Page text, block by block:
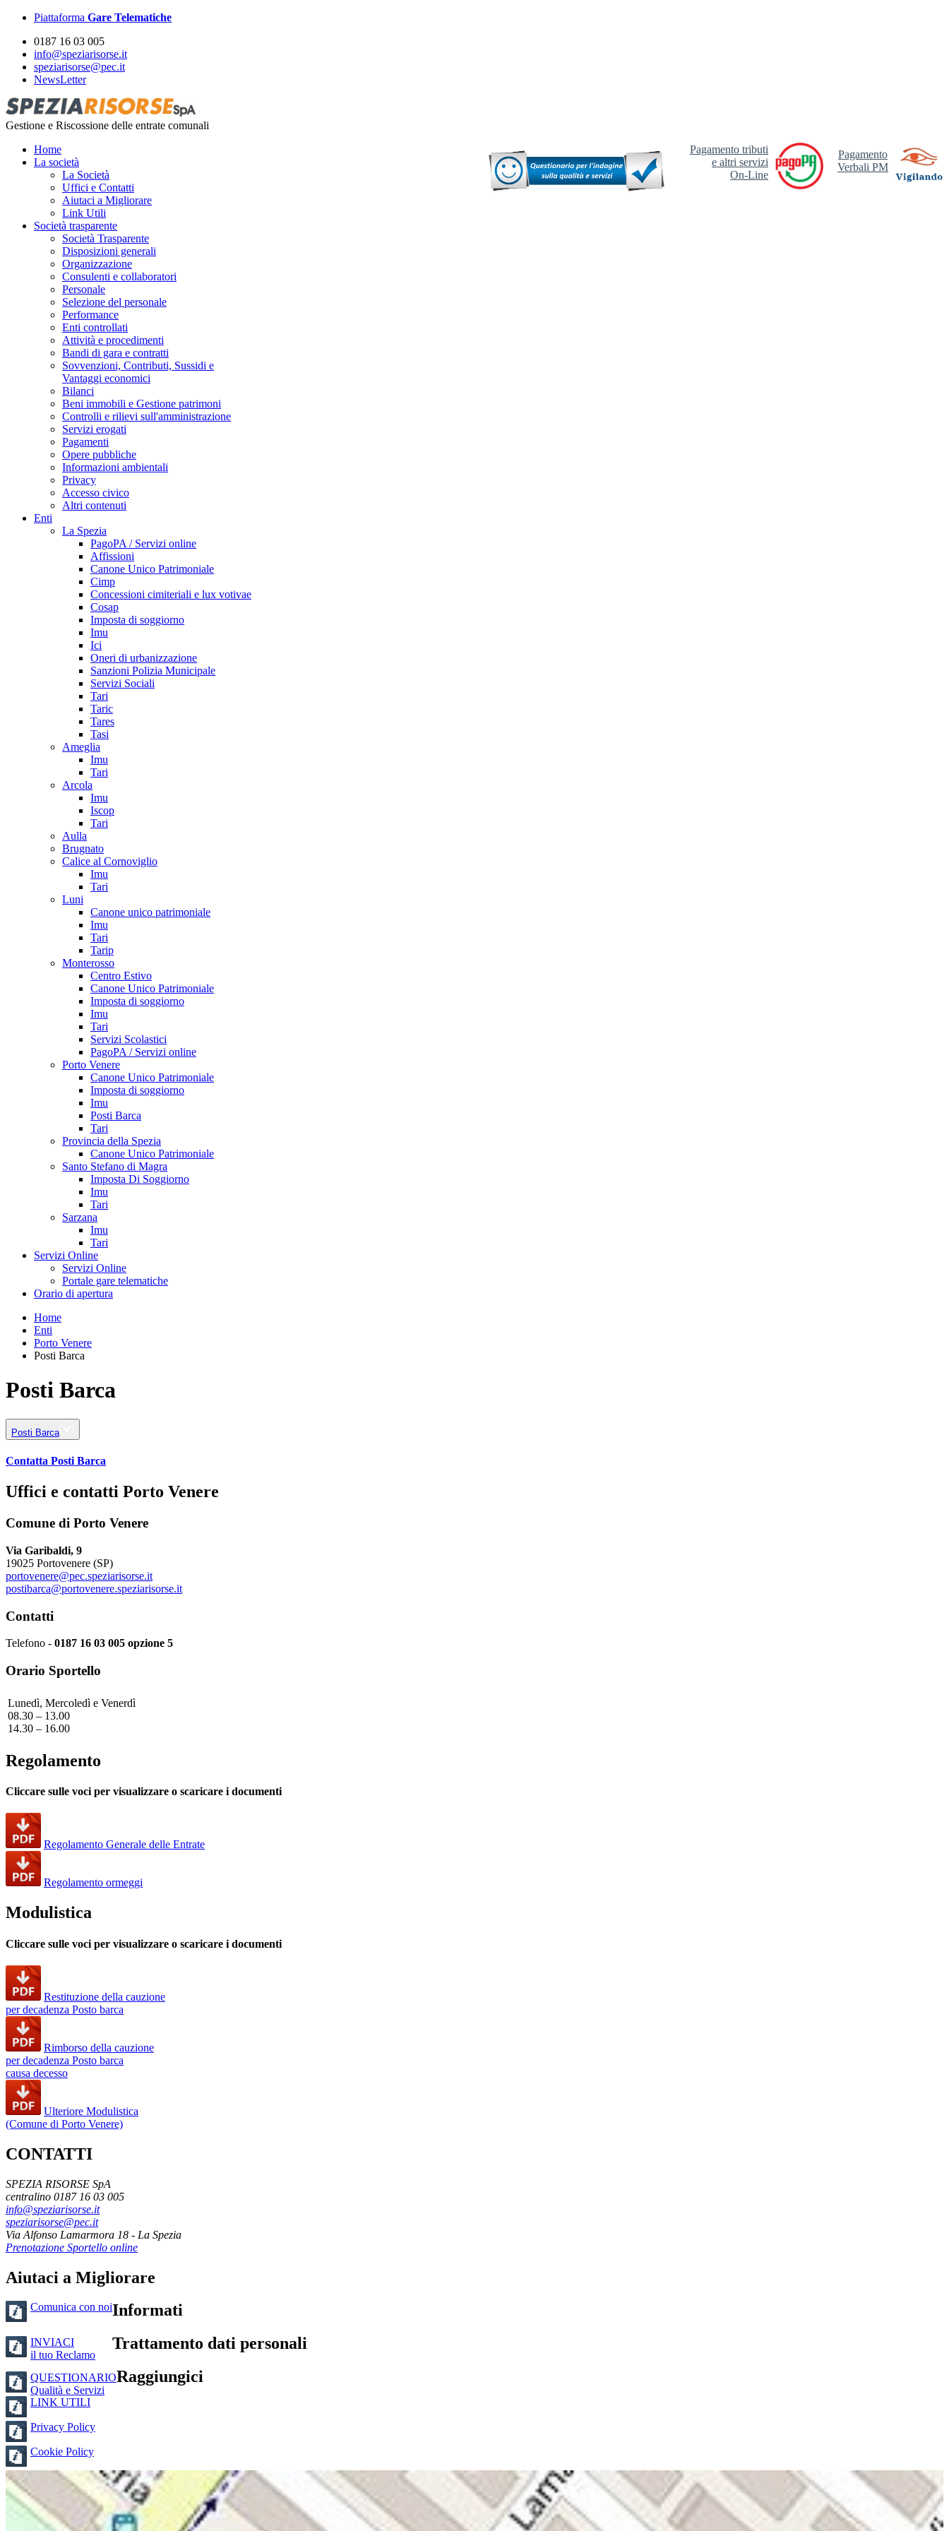
Piattaforma Gare Telematiche
0187 16 03 005
info@speziarisorse.it
speziarisorse@pec.it
NewsLetter
Gestione e Riscossione delle entrate comunali
Pagamento
Verbali PM
Pagamento tributi
e altri servizi
On-Line
Home
La società
La Società
Uffici e Contatti
Aiutaci a Migliorare
Link Utili
Società trasparente
Società Trasparente
Disposizioni generali
Organizzazione
Consulenti e collaboratori
Personale
Selezione del personale
Performance
Enti controllati
Attività e procedimenti
Bandi di gara e contratti
Sovvenzioni, Contributi, Sussidi e
Vantaggi economici
Bilanci
Beni immobili e Gestione patrimoni
Controlli e rilievi sull'amministrazione
Servizi erogati
Pagamenti
Opere pubbliche
Informazioni ambientali
Privacy
Accesso civico
Altri contenuti
Enti
La Spezia
PagoPA / Servizi online
Affissioni
Canone Unico Patrimoniale
Cimp
Concessioni cimiteriali e lux votivae
Cosap
Imposta di soggiorno
Imu
Ici
Oneri di urbanizzazione
Sanzioni Polizia Municipale
Servizi Sociali
Tari
Taric
Tares
Tasi
Ameglia
Imu
Tari
Arcola
Imu
Iscop
Tari
Aulla
Brugnato
Calice al Cornoviglio
Imu
Tari
Luni
Canone unico patrimoniale
Imu
Tari
Tarip
Monterosso
Centro Estivo
Canone Unico Patrimoniale
Imposta di soggiorno
Imu
Tari
Servizi Scolastici
PagoPA / Servizi online
Porto Venere
Canone Unico Patrimoniale
Imposta di soggiorno
Imu
Posti Barca
Tari
Provincia della Spezia
Canone Unico Patrimoniale
Santo Stefano di Magra
Imposta Di Soggiorno
Imu
Tari
Sarzana
Imu
Tari
Servizi Online
Servizi Online
Portale gare telematiche
Orario di apertura
Home
Enti
Porto Venere
Posti Barca
Posti Barca
Posti Barca
Contatta Posti Barca
Uffici e contatti Porto Venere
Comune di Porto Venere
Via Garibaldi, 9
19025 Portovenere (SP)
portovenere@pec.speziarisorse.it
postibarca@portovenere.speziarisorse.it
Contatti
Telefono - 0187 16 03 005 opzione 5
Orario Sportello
Lunedì, Mercoledì e Venerdì
08.30 – 13.00
14.30 – 16.00
Regolamento
Cliccare sulle voci per visualizzare o scaricare i documenti
Regolamento Generale delle Entrate
Regolamento ormeggi
Modulistica
Cliccare sulle voci per visualizzare o scaricare i documenti
Restituzione della cauzione
per decadenza Posto barca
Rimborso della cauzione
per decadenza Posto barca
causa decesso
Ulteriore Modulistica
(Comune di Porto Venere)
CONTATTI
SPEZIA RISORSE SpA
centralino 0187 16 03 005
info@speziarisorse.it
speziarisorse@pec.it
Via Alfonso Lamarmora 18 - La Spezia
Prenotazione Sportello online
Aiutaci a Migliorare
Comunica con noi
INVIACI
il tuo Reclamo
QUESTIONARIO
Qualità e Servizi
Informati
LINK UTILI
Trattamento dati personali
Privacy Policy
Cookie Policy
Raggiungici